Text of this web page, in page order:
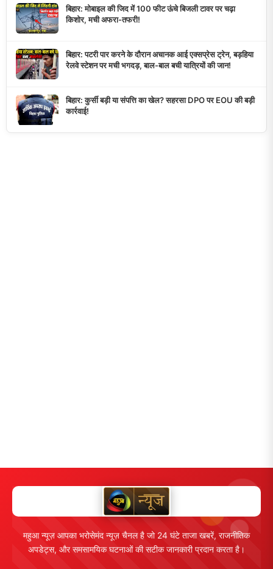
बिहार: मोबाइल की जिद में 100 फीट ऊंचे बिजली टावर पर चढ़ा
किशोर, मची अफरा-तफरी!
बिहार: पटरी पार करने के दौरान अचानक आई एक्सप्रेस ट्रेन, बड़हिया
रेलवे स्टेशन पर मची भगदड़, बाल-बाल बची यात्रियों की जान!
बिहार: कुर्सी बड़ी या संपत्ति का खेल? सहरसा DPO पर EOU की बड़ी
कार्रवाई!
महुआ न्यूज़ आपका भरोसेमंद न्यूज़ चैनल है जो 24 घंटे ताजा खबरें, राजनीतिक
अपडेट्स, और समसामयिक घटनाओं की सटीक जानकारी प्रदान करता है।